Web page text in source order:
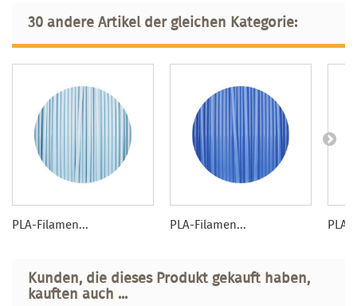
30 andere Artikel der gleichen Kategorie:
PLA-Filamen... PLA-Filamen...
Kunden, die dieses Produkt gekauft haben,
kauften auch ...